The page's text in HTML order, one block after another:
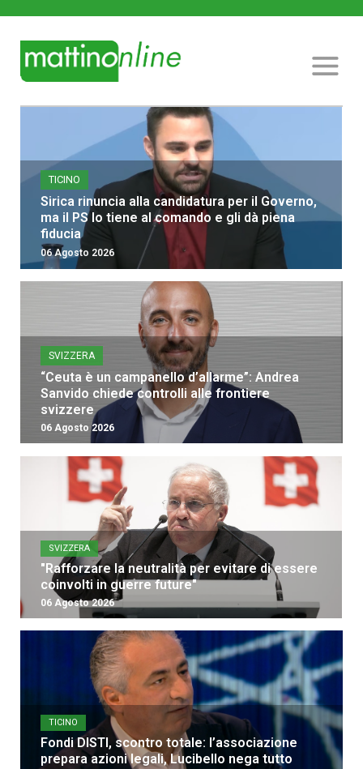
TICINO
Sirica rinuncia alla candidatura per il Governo,
ma il PS lo tiene al comando e gli dà piena
fiducia
06 Agosto 2026
SVIZZERA
“Ceuta è un campanello d’allarme”: Andrea
Sanvido chiede controlli alle frontiere
svizzere
06 Agosto 2026
SVIZZERA
"Rafforzare la neutralità per evitare di essere
coinvolti in guerre future"
06 Agosto 2026
TICINO
Fondi DISTI, scontro totale: l’associazione
prepara azioni legali, Lucibello nega tutto